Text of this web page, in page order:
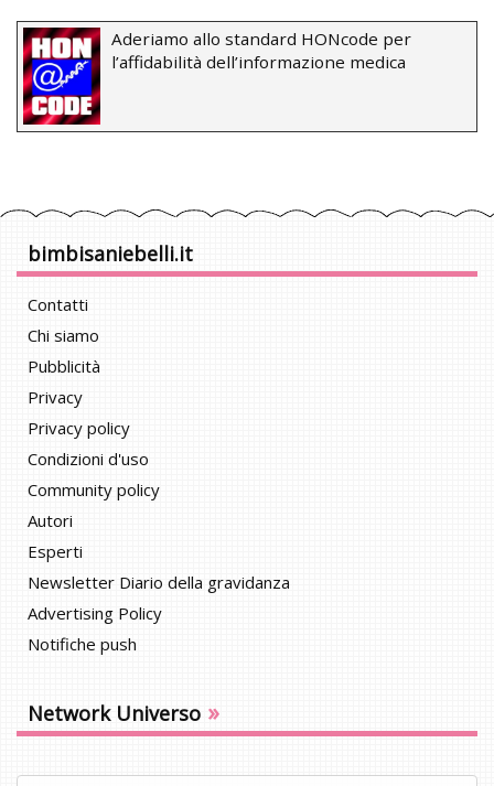
Aderiamo allo standard HONcode per
l’affidabilità dell’informazione medica
bimbisaniebelli.it
Contatti
Chi siamo
Pubblicità
Privacy
Privacy policy
Condizioni d'uso
Community policy
Autori
Esperti
Newsletter Diario della gravidanza
Advertising Policy
Notifiche push
Network Universo »